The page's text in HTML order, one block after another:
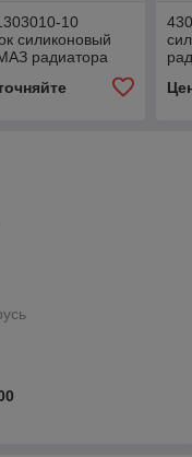
10
силиконовый
радиатора